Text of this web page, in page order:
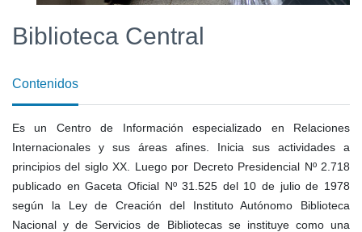
Biblioteca Central
Contenidos
Es un Centro de Información especializado en Relaciones
Internacionales y sus áreas afines. Inicia sus actividades a
principios del siglo XX. Luego por Decreto Presidencial Nº 2.718
publicado en Gaceta Oficial Nº 31.525 del 10 de julio de 1978
según la Ley de Creación del Instituto Autónomo Biblioteca
Nacional y de Servicios de Bibliotecas se instituye como una